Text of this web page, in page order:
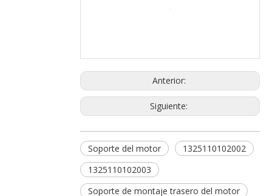
Anterior:
Siguiente:
Soporte del motor
1325110102002
1325110102003
Soporte de montaje trasero del motor